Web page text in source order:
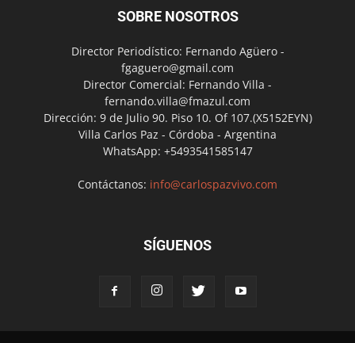
SOBRE NOSOTROS
Director Periodístico: Fernando Agüero -
fgaguero@gmail.com
Director Comercial: Fernando Villa -
fernando.villa@fmazul.com
Dirección: 9 de Julio 90. Piso 10. Of 107.(X5152EYN)
Villa Carlos Paz - Córdoba - Argentina
WhatsApp: +5493541585147
Contáctanos: info@carlospazvivo.com
SÍGUENOS